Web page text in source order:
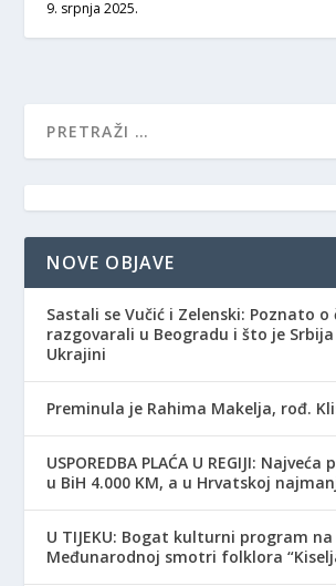
9. srpnja 2025.
NOVE OBJAVE
Sastali se Vučić i Zelenski: Poznato o
razgovarali u Beogradu i što je
Ukrajini
Preminula je Rahima Makelja, rođ.
USPOREDBA PLAĆA U REGIJI:
u BiH 4.000 KM, a u Hrvatskoj
​U TIJEKU: Bogat kulturni program na
Međunarodnoj smotri folklora